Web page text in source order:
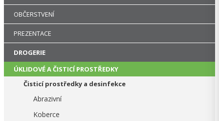
OBČERSTVENÍ
PREZENTACE
DROGERIE
ÚKLIDOVÉ A ČISTICÍ PROSTŘEDKY
Čisticí prostředky a desinfekce
Abrazivní
Koberce